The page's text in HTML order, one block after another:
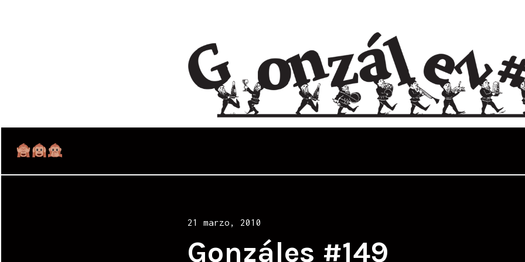
Posted
21 marzo, 2010
Gonzáles #149